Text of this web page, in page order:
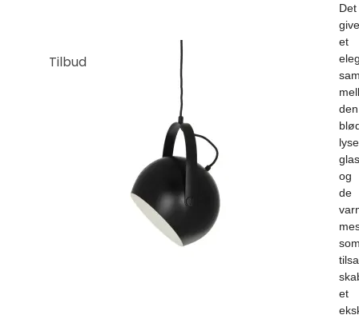
Tilbud
Det
et
den
lyse
og
de
et